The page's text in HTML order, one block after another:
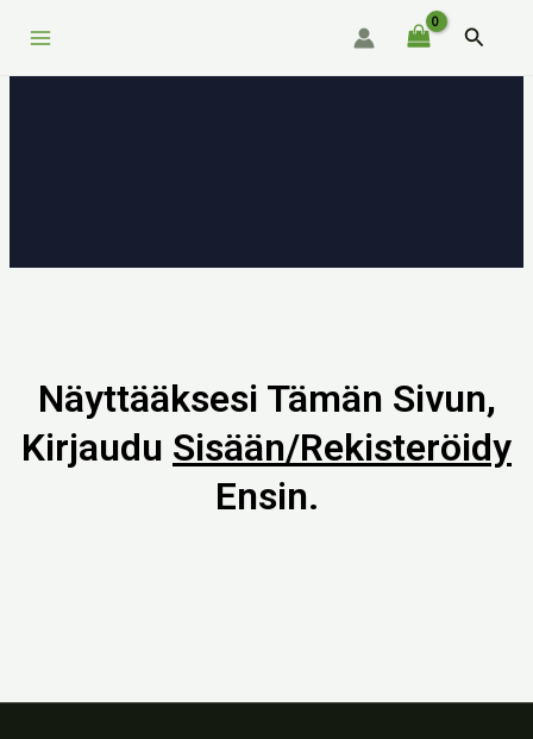
sisältöön
Hae
Näyttääksesi Tämän Sivun,
Kirjaudu Sisään/rekisteröidy
Ensin.